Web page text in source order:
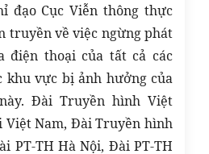
đạo Cục Viễn thông thực
truyền về việc ngừng phát
điện thoại của tất cả các
khu vực bị ảnh hưởng của
Đài Truyền hình Việt
Việt Nam, Đài Truyền hình
PT-TH Hà Nội, Đài PT-TH